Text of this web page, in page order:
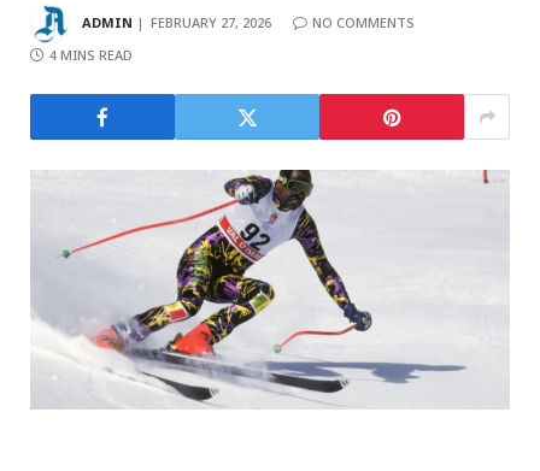
ADMIN FEBRUARY 27, 2026
NO COMMENTS
4 MINS READ